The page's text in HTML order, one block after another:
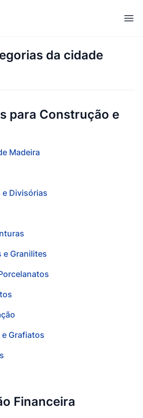
da cidade
para Construção e
Madeira
e Divisórias
e Granilites
Grafiatos
Financeira